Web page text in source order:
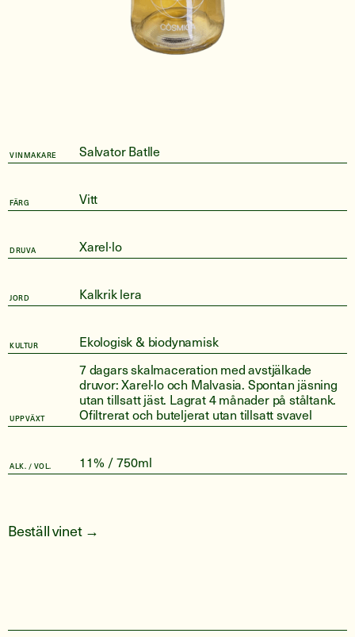
VINMAKARE Salvator Batlle
FÄRG Vitt
DRUVA Xarel·lo
JORD Kalkrik lera
KULTUR Ekologisk & biodynamisk
UPPVÄXT
7 dagars skalmaceration med avstjälkade
druvor: Xarel·lo och Malvasia. Spontan jäsning
utan tillsatt jäst. Lagrat 4 månader på ståltank.
Ofiltrerat och buteljerat utan tillsatt svavel
ALK. / VOL. 11% / 750ml
Beställ vinet →